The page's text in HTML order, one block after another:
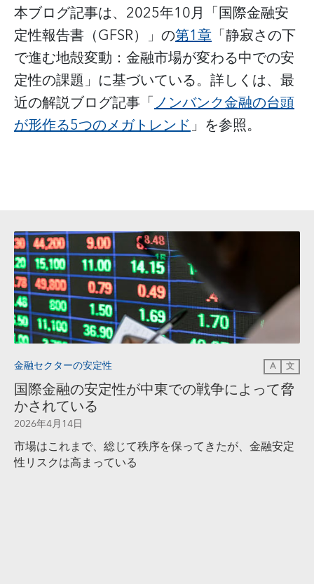
本ブログ記事は、2025年10月「国際金融安
定性報告書（GFSR）」の第1章 「静寂さの下
で進む地殻変動：金融市場が変わる中での安
定性の課題」に基づいている。詳しくは、最
近の解説ブログ記事「ノンバンク金融の台頭
が形作る5つのメガトレンド」を参照。
金融セクターの安定性 A 文
国際金融の安定性が中東での戦争によって脅
かされている
2026年4月14日
市場はこれまで、総じて秩序を保ってきたが、金融安定
性リスクは高まっている